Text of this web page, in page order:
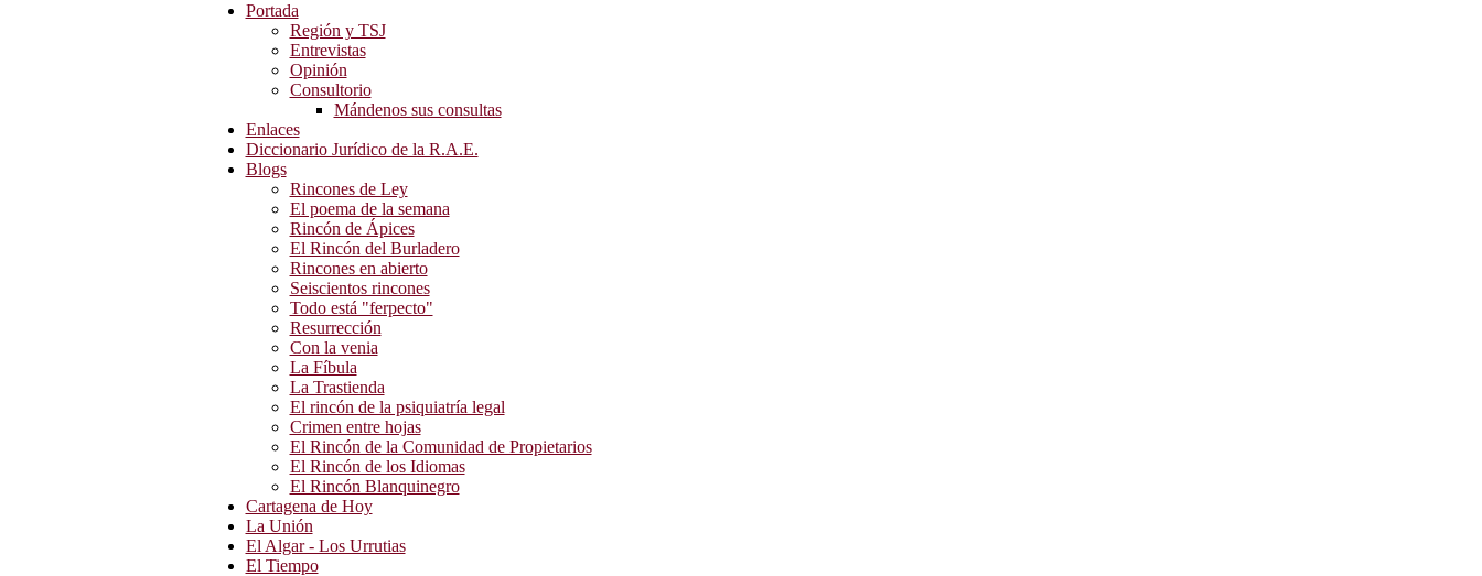
Portada
Región y TSJ
Entrevistas
Opinión
Consultorio
Mándenos sus consultas
Enlaces
Diccionario Jurídico de la R.A.E.
Blogs
Rincones de Ley
El poema de la semana
Rincón de Ápices
El Rincón del Burladero
Rincones en abierto
Seiscientos rincones
Todo está "ferpecto"
Resurrección
Con la venia
La Fíbula
La Trastienda
El rincón de la psiquiatría legal
Crimen entre hojas
El Rincón de la Comunidad de Propietarios
El Rincón de los Idiomas
El Rincón Blanquinegro
Cartagena de Hoy
La Unión
El Algar - Los Urrutias
El Tiempo